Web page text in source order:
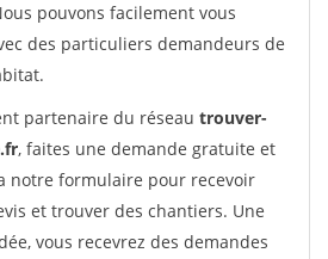
pouvons facilement vous
des particuliers demandeurs de
partenaire du réseau trouver-
, faites une demande gratuite et
notre formulaire pour recevoir
et trouver des chantiers. Une
vous recevrez des demandes